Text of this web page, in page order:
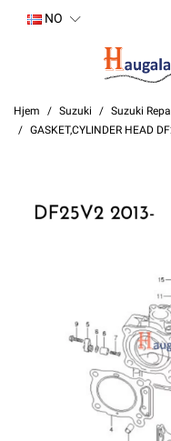
NO
Hjem Suzuki
Suzuki
GASKET,CYLINDER HEAD